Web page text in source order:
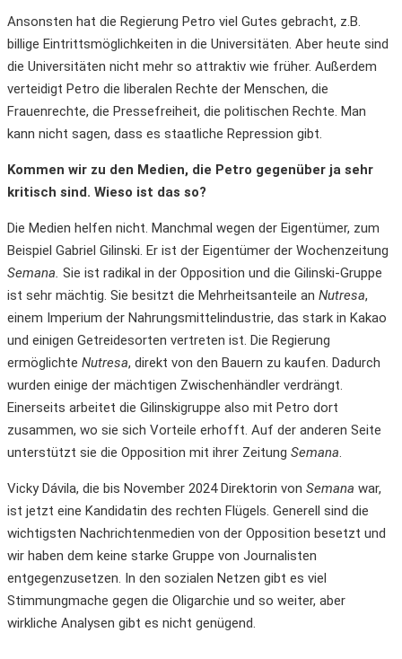
Ansonsten hat die Regierung Petro viel Gutes gebracht, z.B.
billige Eintrittsmöglichkeiten in die Universitäten. Aber heute sind
die Universitäten nicht mehr so attraktiv wie früher. Außerdem
verteidigt Petro die liberalen Rechte der Menschen, die
Frauenrechte, die Pressefreiheit, die politischen Rechte. Man
kann nicht sagen, dass es staatliche Repression gibt.
Kommen wir zu den Medien, die Petro gegenüber ja sehr
kritisch sind. Wieso ist das so?
Die Medien helfen nicht. Manchmal wegen der Eigentümer, zum
Beispiel Gabriel Gilinski. Er ist der Eigentümer der Wochenzeitung
Semana. Sie ist radikal in der Opposition und die Gilinski-Gruppe
ist sehr mächtig. Sie besitzt die Mehrheitsanteile an Nutresa,
einem Imperium der Nahrungsmittelindustrie, das stark in Kakao
und einigen Getreidesorten vertreten ist. Die Regierung
ermöglichte Nutresa, direkt von den Bauern zu kaufen. Dadurch
wurden einige der mächtigen Zwischenhändler verdrängt.
Einerseits arbeitet die Gilinskigruppe also mit Petro dort
zusammen, wo sie sich Vorteile erhofft. Auf der anderen Seite
unterstützt sie die Opposition mit ihrer Zeitung Semana.
Vicky Dávila, die bis November 2024 Direktorin von Semana war,
ist jetzt eine Kandidatin des rechten Flügels. Generell sind die
wichtigsten Nachrichtenmedien von der Opposition besetzt und
wir haben dem keine starke Gruppe von Journalisten
entgegenzusetzen. In den sozialen Netzen gibt es viel
Stimmungmache gegen die Oligarchie und so weiter, aber
wirkliche Analysen gibt es nicht genügend.